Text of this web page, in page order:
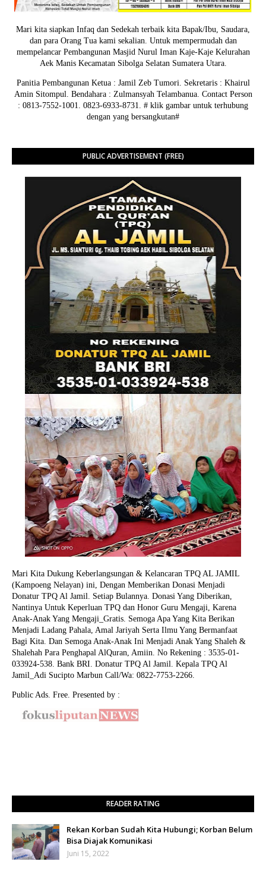
Mari kita siapkan Infaq dan Sedekah terbaik kita Bapak/Ibu, Saudara,
dan para Orang Tua kami sekalian. Untuk mempermudah dan
mempelancar Pembangunan Masjid Nurul Iman Kaje-Kaje Kelurahan
Aek Manis Kecamatan Sibolga Selatan Sumatera Utara.
Panitia Pembangunan Ketua : Jamil Zeb Tumori. Sekretaris : Khairul
Amin Sitompul. Bendahara : Zulmansyah Telambanua. Contact Person
: 0813-7552-1001. 0823-6933-8731. # klik gambar untuk terhubung
dengan yang bersangkutan#
PUBLIC ADVERTISEMENT (FREE)
Mari Kita Dukung Keberlangsungan & Kelancaran TPQ AL JAMIL
(Kampoeng Nelayan) ini, Dengan Memberikan Donasi Menjadi
Donatur TPQ Al Jamil. Setiap Bulannya. Donasi Yang Diberikan,
Nantinya Untuk Keperluan TPQ dan Honor Guru Mengaji, Karena
Anak-Anak Yang Mengaji_Gratis. Semoga Apa Yang Kita Berikan
Menjadi Ladang Pahala, Amal Jariyah Serta Ilmu Yang Bermanfaat
Bagi Kita. Dan Semoga Anak-Anak Ini Menjadi Anak Yang Shaleh &
Shalehah Para Penghapal AlQuran, Amiin. No Rekening : 3535-01-
033924-538. Bank BRI. Donatur TPQ Al Jamil. Kepala TPQ Al
Jamil_Adi Sucipto Marbun Call/Wa: 0822-7753-2266.
Public Ads. Free. Presented by :
READER RATING
Rekan Korban Sudah Kita Hubungi; Korban Belum
Bisa Diajak Komunikasi
Juni 15, 2022